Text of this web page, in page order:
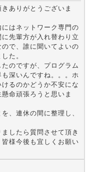
ありがとうございま
はネットワーク専門の
先輩方が入れ替わり立
で、誰に聞いてよいの
た。
のですが、プログラム
深いんですね。。。ホ
るのかどうか不安にな
命頑張ろうと思いま
、連休の間に整理し、
したら質問させて頂き
様今後も宜しくお願い